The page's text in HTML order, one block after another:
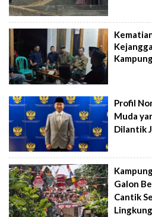
Profil
Muda
Dilantik
Galon
Cantik